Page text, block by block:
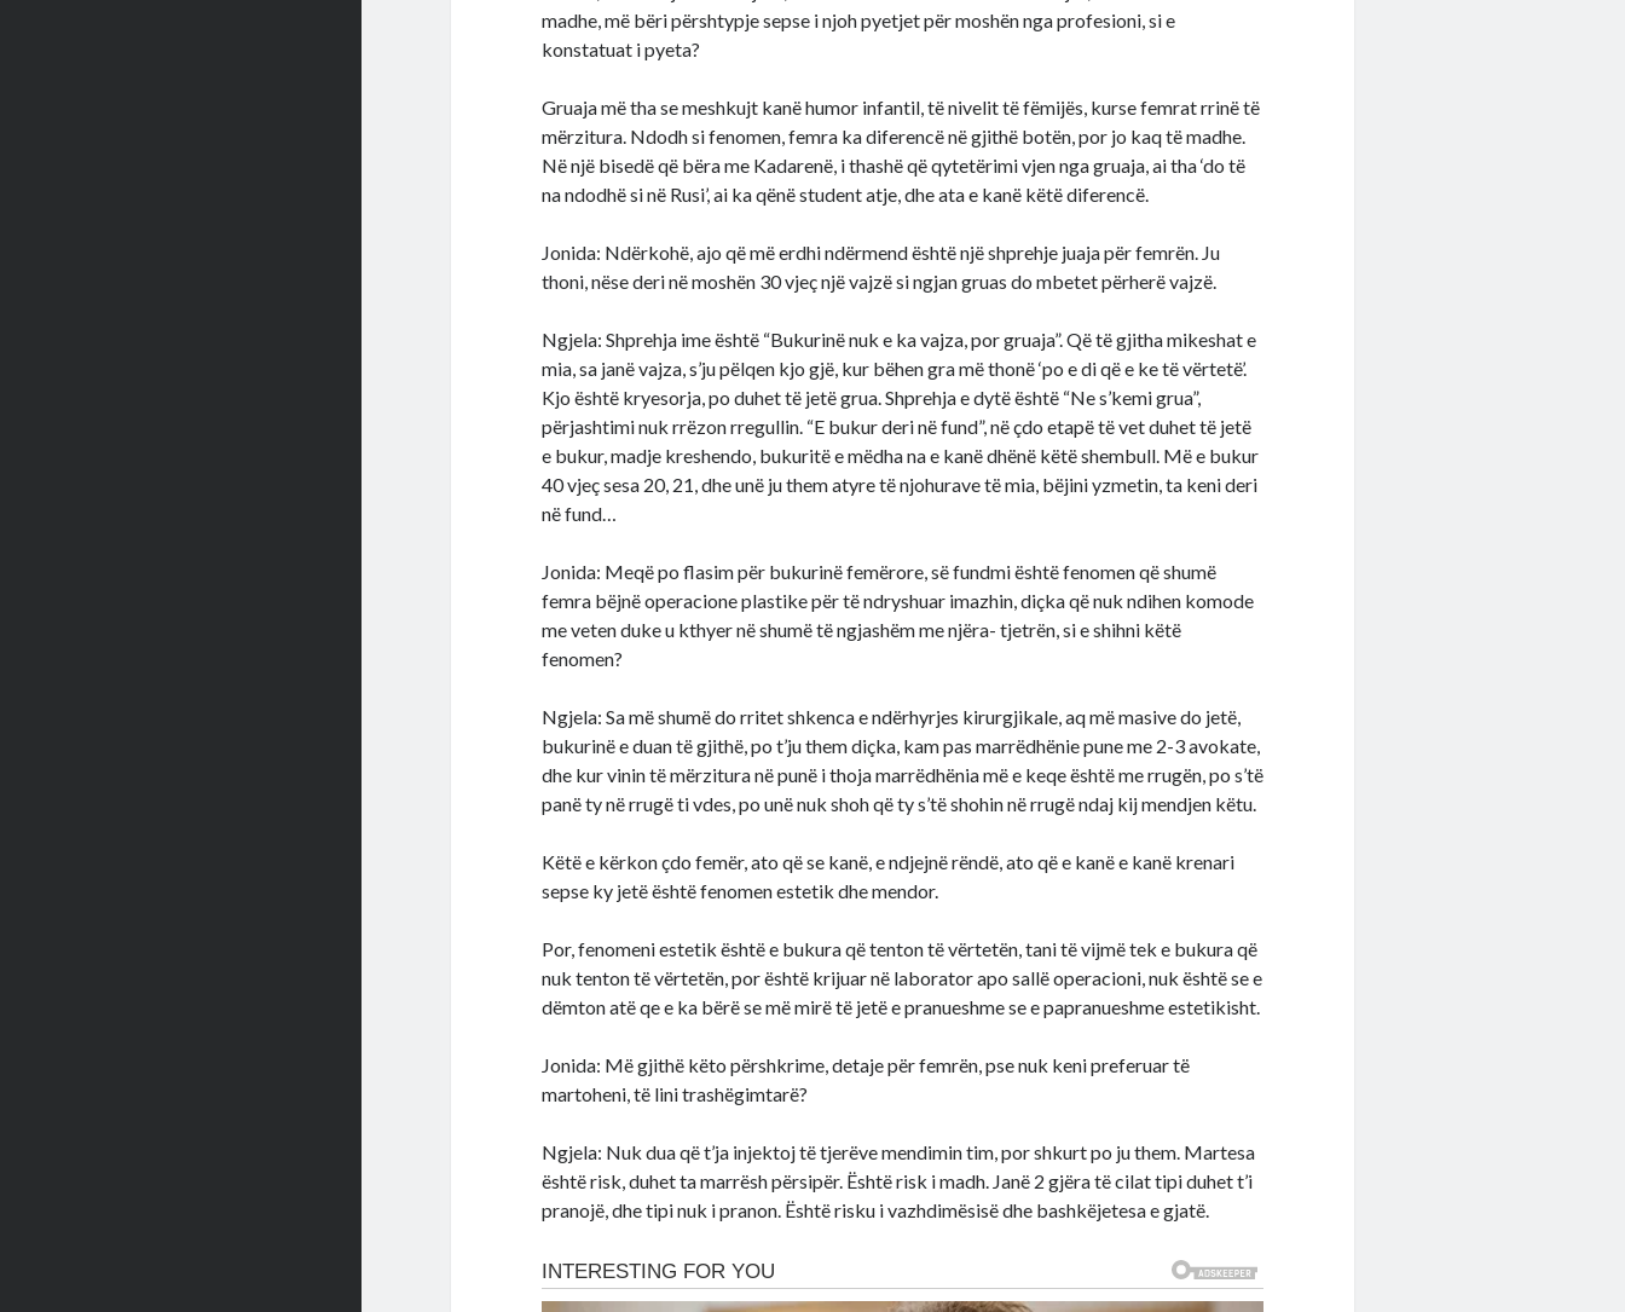
madhe, më bëri përshtypje sepse i njoh pyetjet për moshën nga profesioni, si e
konstatuat i pyeta?
Gruaja më tha se meshkujt kanë humor infantil, të nivelit të fëmijës, kurse femrat rrinë të
mërzitura. Ndodh si fenomen, femra ka diferencë në gjithë botën, por jo kaq të madhe.
Në një bisedë që bëra me Kadarenë, i thashë që qytetërimi vjen nga gruaja, ai tha ‘do të
na ndodhë si në Rusi’, ai ka qënë student atje, dhe ata e kanë këtë diferencë.
Jonida: Ndërkohë, ajo që më erdhi ndërmend është një shprehje juaja për femrën. Ju
thoni, nëse deri në moshën 30 vjeç një vajzë si ngjan gruas do mbetet përherë vajzë.
Ngjela: Shprehja ime është “Bukurinë nuk e ka vajza, por gruaja”. Që të gjitha mikeshat e
mia, sa janë vajza, s’ju pëlqen kjo gjë, kur bëhen gra më thonë ‘po e di që e ke të vërtetë’.
Kjo është kryesorja, po duhet të jetë grua. Shprehja e dytë është “Ne s’kemi grua”,
përjashtimi nuk rrëzon rregullin. “E bukur deri në fund”, në çdo etapë të vet duhet të jetë
e bukur, madje kreshendo, bukuritë e mëdha na e kanë dhënë këtë shembull. Më e bukur
40 vjeç sesa 20, 21, dhe unë ju them atyre të njohurave të mia, bëjini yzmetin, ta keni deri
në fund…
Jonida: Meqë po flasim për bukurinë femërore, së fundmi është fenomen që shumë
femra bëjnë operacione plastike për të ndryshuar imazhin, diçka që nuk ndihen komode
me veten duke u kthyer në shumë të ngjashëm me njëra- tjetrën, si e shihni këtë
fenomen?
Ngjela: Sa më shumë do rritet shkenca e ndërhyrjes kirurgjikale, aq më masive do jetë,
bukurinë e duan të gjithë, po t’ju them diçka, kam pas marrëdhënie pune me 2-3 avokate,
dhe kur vinin të mërzitura në punë i thoja marrëdhënia më e keqe është me rrugën, po s’të
panë ty në rrugë ti vdes, po unë nuk shoh që ty s’të shohin në rrugë ndaj kij mendjen këtu.
Këtë e kërkon çdo femër, ato që se kanë, e ndjejnë rëndë, ato që e kanë e kanë krenari
sepse ky jetë është fenomen estetik dhe mendor.
Por, fenomeni estetik është e bukura që tenton të vërtetën, tani të vijmë tek e bukura që
nuk tenton të vërtetën, por është krijuar në laborator apo sallë operacioni, nuk është se e
dëmton atë qe e ka bërë se më mirë të jetë e pranueshme se e papranueshme estetikisht.
Jonida: Më gjithë këto përshkrime, detaje për femrën, pse nuk keni preferuar të
martoheni, të lini trashëgimtarë?
Ngjela: Nuk dua që t’ja injektoj të tjerëve mendimin tim, por shkurt po ju them. Martesa
është risk, duhet ta marrësh përsipër. Është risk i madh. Janë 2 gjëra të cilat tipi duhet t’i
pranojë, dhe tipi nuk i pranon. Është risku i vazhdimësisë dhe bashkëjetesa e gjatë.